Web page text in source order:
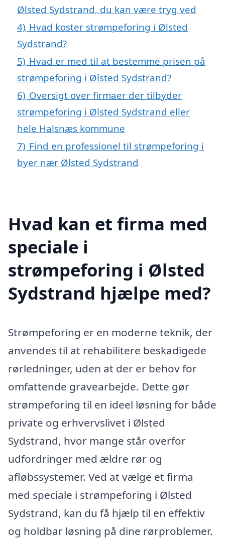
Ølsted Sydstrand, du kan være tryg ved
4) Hvad koster strømpeforing i Ølsted
Sydstrand?
5) Hvad er med til at bestemme prisen på
strømpeforing i Ølsted Sydstrand?
6) Oversigt over firmaer der tilbyder
strømpeforing i Ølsted Sydstrand eller
hele Halsnæs kommune
7) Find en professionel til strømpeforing i
byer nær Ølsted Sydstrand
Hvad kan et firma med
speciale i
strømpeforing i Ølsted
Sydstrand hjælpe med?
Strømpeforing er en moderne teknik, der
anvendes til at rehabilitere beskadigede
rørledninger, uden at der er behov for
omfattende gravearbejde. Dette gør
strømpeforing til en ideel løsning for både
private og erhvervslivet i Ølsted
Sydstrand, hvor mange står overfor
udfordringer med ældre rør og
afløbssystemer. Ved at vælge et firma
med speciale i strømpeforing i Ølsted
Sydstrand, kan du få hjælp til en effektiv
og holdbar løsning på dine rørproblemer.